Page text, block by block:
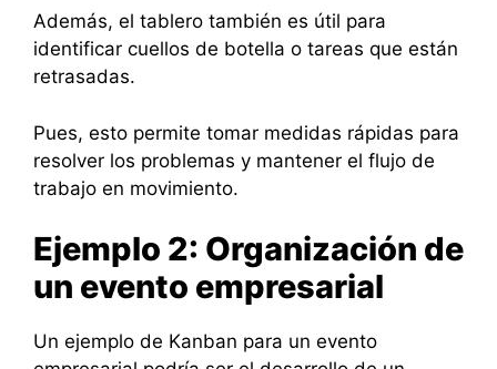
Además, el tablero también es útil para
identificar cuellos de botella o tareas que están
retrasadas.
Pues, esto permite tomar medidas rápidas para
resolver los problemas y mantener el flujo de
trabajo en movimiento.
Ejemplo 2: Organización de
un evento empresarial
Un ejemplo de Kanban para un evento